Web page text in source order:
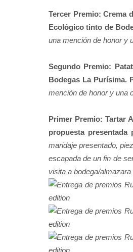
Tercer Premio: Crema
Ecológico tinto de
una mención de honor y
Segundo Premio:
Bodegas La Purísima.
mención de honor y una
Primer Premio: Tartar
propuesta presentada
maridaje presentado,
escapada de un fin de
visita a bodega/